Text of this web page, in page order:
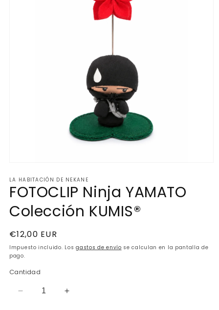
LA HABITACIÓN DE NEKANE
FOTOCLIP Ninja YAMATO
Colección KUMIS®
Precio
habitual
€12,00 EUR
Impuesto incluido. Losgastos de envío se calculan en la pantalla de
pago.
Cantidad
Reducir
Aumentar